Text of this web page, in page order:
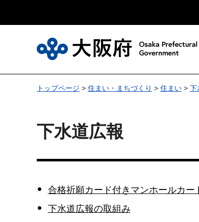
トップページ > 住まい・まちづくり > 住まい > 下
下水道広報
合格祈願カード付きマンホールカ
下水道広報の取組み